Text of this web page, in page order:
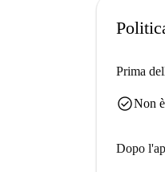
Prima
check_circleNon
Dopo